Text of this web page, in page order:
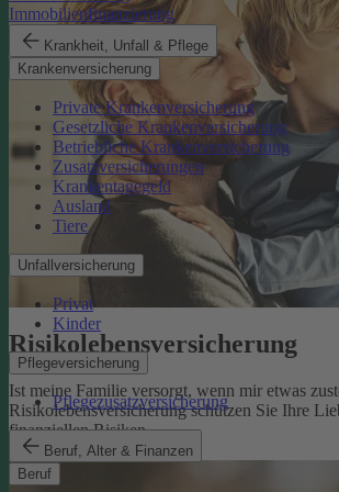
Immobilienfinanzierung
Krankheit, Unfall & Pflege
Krankenversicherung
Private Krankenversicherung
Gesetzliche Krankenversicherung
Betriebliche Krankenversicherung
Zusatzversicherungen
Krankentagegeld
Ausland
Tiere
Unfallversicherung
Privat
Kinder
Pflegeversicherung
Pflegezusatzversicherung
Beruf, Alter & Finanzen
Beruf
Risikolebens­versicherung
Ist meine Familie versorgt, wenn mir etwas
Risikolebensversicherung schützen Sie Ihre
finanziellen Risiken.
Risikolebensversicherung